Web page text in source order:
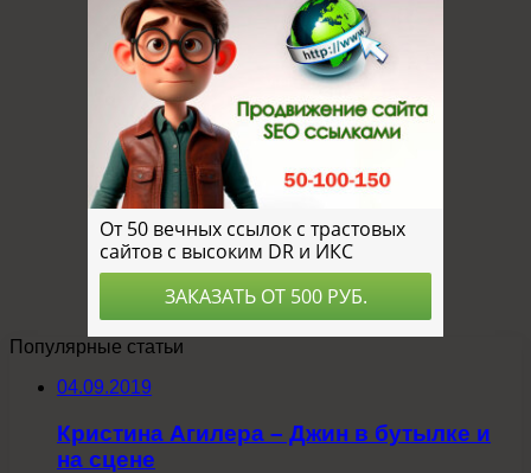
Популярные статьи
04.09.2019
Кристина Агилера – Джин в бутылке и
на сцене